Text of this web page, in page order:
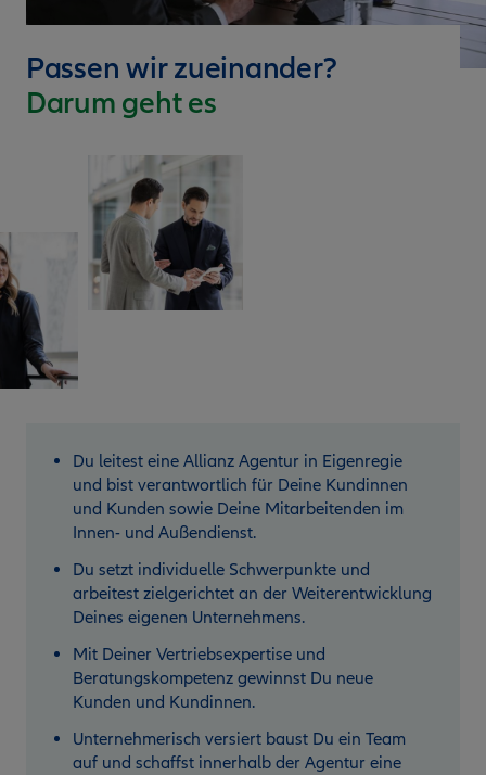
Passen wir zueinander?
Darum geht es
Du leitest eine Allianz Agentur in Eigenregie
und bist verantwortlich für Deine Kundinnen
und Kunden sowie Deine Mitarbeitenden im
Innen- und Außendienst.
Du setzt individuelle Schwerpunkte und
arbeitest zielgerichtet an der Weiterentwicklung
Deines eigenen Unternehmens.
Mit Deiner Vertriebsexpertise und
Beratungskompetenz gewinnst Du neue
Kunden und Kundinnen.
Unternehmerisch versiert baust Du ein Team
auf und schaffst innerhalb der Agentur eine